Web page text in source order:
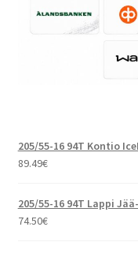
205/55-16 94T Kontio
89.49€
205/55-16 94T Lappi
74.50€